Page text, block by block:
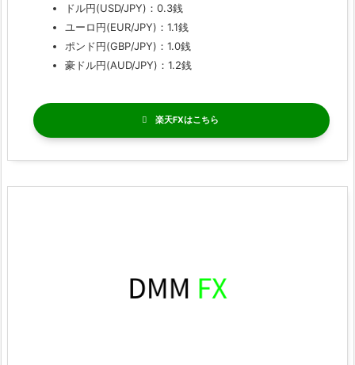
ドル円(USD/JPY)：0.3銭
ユーロ円(EUR/JPY)：1.1銭
ポンド円(GBP/JPY)：1.0銭
豪ドル円(AUD/JPY)：1.2銭
楽天FX